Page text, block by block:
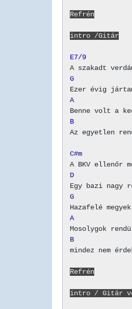
Refrén
intro /Gitár
E7/9
G
A
B
Az egyetlen
C#m
D
G
A
B
mindez nem
Refrén
intro / Gitár